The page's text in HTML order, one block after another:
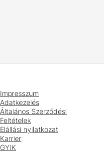
Impresszum
Adatkezelés
Általános Szerződési
Feltételek
Elállási nyilatkozat
Karrier
GYIK